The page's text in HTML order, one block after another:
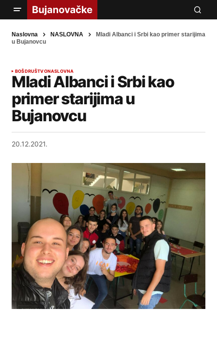
Naslovna NASLOVNA
Mladi Albanci i Srbi kao primer starijima
u Bujanovcu
BOŠDRUŠTVONASLOVNA
Mladi Albanci i Srbi kao
primer starijima u
Bujanovcu
20.12.2021.